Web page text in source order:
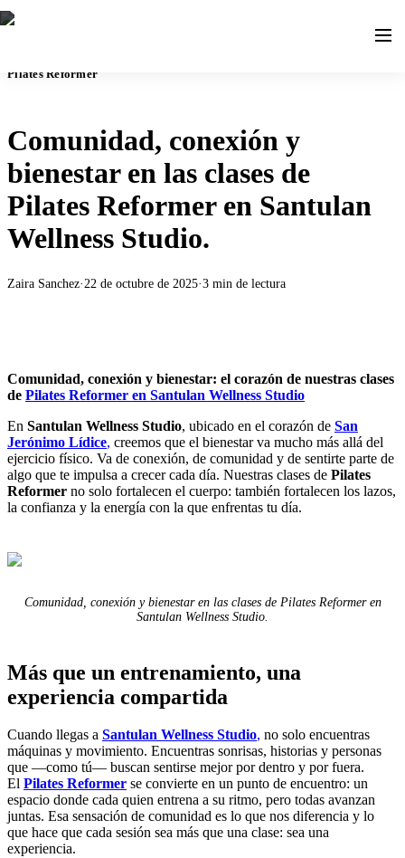
Pilates Reformer
Comunidad, conexión y
bienestar en las clases de
Pilates Reformer en Santulan
Wellness Studio.
Zaira Sanchez·22 de octubre de 2025·3 min de lectura
Comunidad, conexión y bienestar: el corazón de nuestras clases
de Pilates Reformer en Santulan Wellness Studio
En Santulan Wellness Studio, ubicado en el corazón de San
Jerónimo Lídice, creemos que el bienestar va mucho más allá del
ejercicio físico. Va de conexión, de comunidad y de sentirte parte de
algo que te impulsa a crecer cada día. Nuestras clases de Pilates
Reformer no solo fortalecen el cuerpo: también fortalecen los lazos,
la confianza y la energía con la que enfrentas tu día.
Comunidad, conexión y bienestar en las clases de Pilates Reformer en
Santulan Wellness Studio.
Más que un entrenamiento, una
experiencia compartida
Cuando llegas a Santulan Wellness Studio, no solo encuentras
máquinas y movimiento. Encuentras sonrisas, historias y personas
que —como tú— buscan sentirse mejor por dentro y por fuera.
El Pilates Reformer se convierte en un punto de encuentro: un
espacio donde cada quien entrena a su ritmo, pero todas avanzan
juntas. Esa sensación de comunidad es lo que nos diferencia y lo
que hace que cada sesión sea más que una clase: sea una
experiencia.